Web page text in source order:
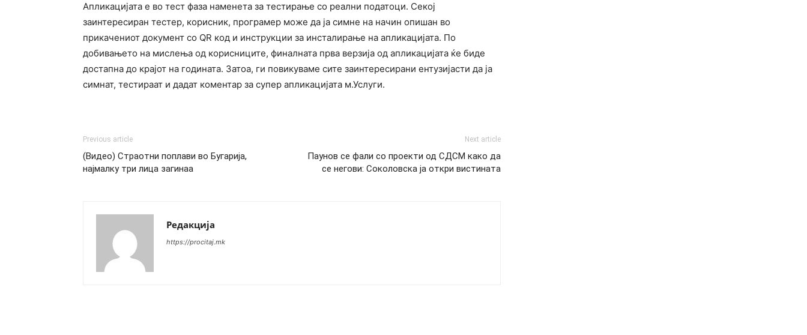
Апликацијата е во тест фаза наменета за тестирање со реални податоци. Секој
заинтересиран тестер, корисник, програмер може да ја симне на начин опишан во
прикачениот документ со QR код и инструкции за инсталирање на апликацијата. По
добивањето на мислења од корисниците, финалната прва верзија од апликацијата ќе биде
достапна до крајот на годината. Затоа, ги повикуваме сите заинтересирани ентузијасти да ја
симнат, тестираат и дадат коментар за супер апликацијата м.Услуги.
Previous article
(Видео) Страотни поплави во Бугарија,
најмалку три лица загинаа
Next article
Паунов се фали со проекти од СДСМ како да
се негови: Соколовска ја откри вистината
Редакција
https://procitaj.mk